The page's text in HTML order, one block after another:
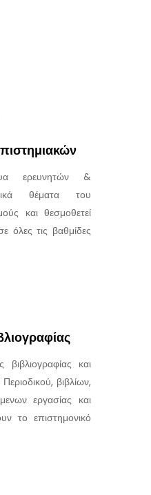
ερευνητών &
θέματα του
και θεσμοθετεί
όλες τις βαθμίδες
βιβλιογραφίας και
βιβλίων,
εργασίας και
το επιστημονικό